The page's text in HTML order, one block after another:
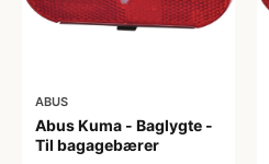
ABUS
Abus Kuma - Baglygte -
Til bagagebærer